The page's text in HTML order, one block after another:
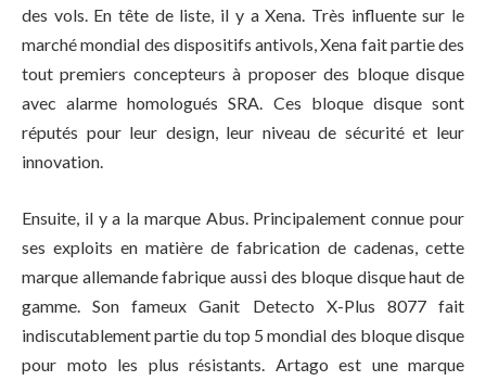
des vols. En tête de liste, il y a Xena. Très influente sur le
marché mondial des dispositifs antivols, Xena fait partie des
tout premiers concepteurs à proposer des bloque disque
avec alarme homologués SRA. Ces bloque disque sont
réputés pour leur design, leur niveau de sécurité et leur
innovation.
Ensuite, il y a la marque Abus. Principalement connue pour
ses exploits en matière de fabrication de cadenas, cette
marque allemande fabrique aussi des bloque disque haut de
gamme. Son fameux Ganit Detecto X-Plus 8077 fait
indiscutablement partie du top 5 mondial des bloque disque
pour moto les plus résistants. Artago est une marque